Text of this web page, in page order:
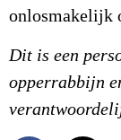
onlosmakelijk
Dit is een
opperrabbijn